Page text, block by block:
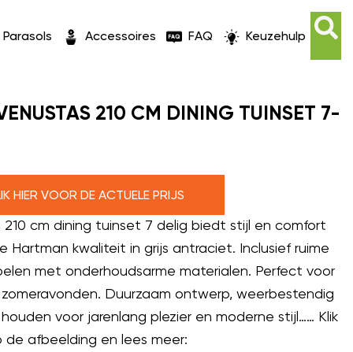
Parasols Accessoires FAQ Keuzehulp
210 CM DINING TUINSET 7-
HIER VOOR DE ACTUELE PRIJS
210 cm dining tuinset 7 delig biedt stijl en comfort
Hartman kwaliteit in grijs antraciet. Inclusief ruime
met onderhoudsarme materialen. Perfect voor
Duurzaam ontwerp, weerbestendig
voor jarenlang plezier en moderne stijl…… Klik
de afbeelding en lees meer: